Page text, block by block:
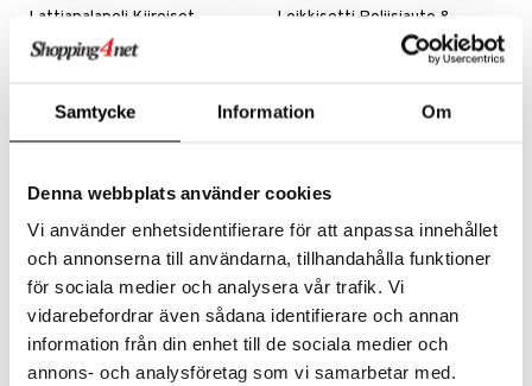
Samtycke Information Om
Denna webbplats använder cookies
Vi använder enhetsidentifierare för att anpassa innehållet
och annonserna till användarna, tillhandahålla funktioner
för sociala medier och analysera vår trafik. Vi
vidarebefordrar även sådana identifierare och annan
information från din enhet till de sociala medier och
annons- och analysföretag som vi samarbetar med.
Lattiapalapeli Kiireiset
ajoneuvot
SUNTOY
5,90 €
Leikkisetti Poliisiauto &
22,90